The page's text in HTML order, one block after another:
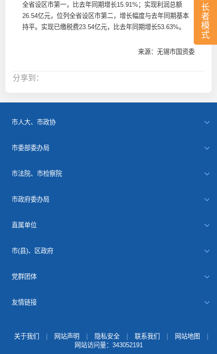
长
者
模
式
全省设区市第一，比去年同期增长15.91%；实现利润总额
26.54亿元，位列全省设区市第二，增长幅度与去年同期基本
持平。实现已缴税费23.54亿元，比去年同期增长53.63%。
来源：无锡市国资委
分享到：
市人大、市政协
市委部委办局
市法院、市检察院
市政府委办局
直属单位
市(县)、区政府
党群团体
友情链接
关于我们 网站声明 隐私安全 联系我们 网站地图
网站访问量： 343052191